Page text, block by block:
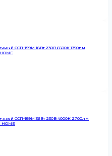
ССП-159М 18Вт 230В 6500К 1350лм
ССП-159М 36Вт 230В 4000К 2700лм